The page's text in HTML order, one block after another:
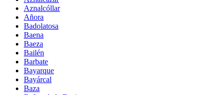
Aznalcóllar
Añora
Badolatosa
Baena
Baeza
Bailén
Barbate
Bayarque
Bayárcal
Baza